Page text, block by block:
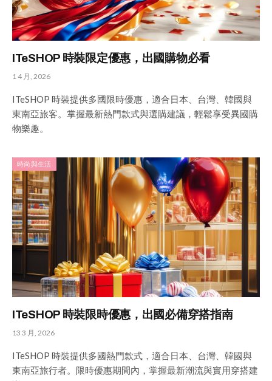
ITeSHOP 時裝限定優惠，出國購物必看
1 4 月, 2026
ITeSHOP 時裝提供多國限時優惠，適合日本、台灣、韓國與
東南亞旅客。掌握最新熱門款式與選購建議，輕鬆享受異國購
物樂趣。
時尚與生活
ITeSHOP 時裝限時優惠，出國必備穿搭指南
13 3 月, 2026
ITeSHOP 時裝提供多國熱門款式，適合日本、台灣、韓國與
東南亞旅行者。限時優惠期間內，掌握最新潮流與實用穿搭建